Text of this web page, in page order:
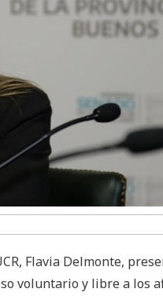
Flavia Delmonte,
voluntario y libre a los